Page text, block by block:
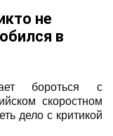
не
в
бороться с
скоростном
дело с критикой